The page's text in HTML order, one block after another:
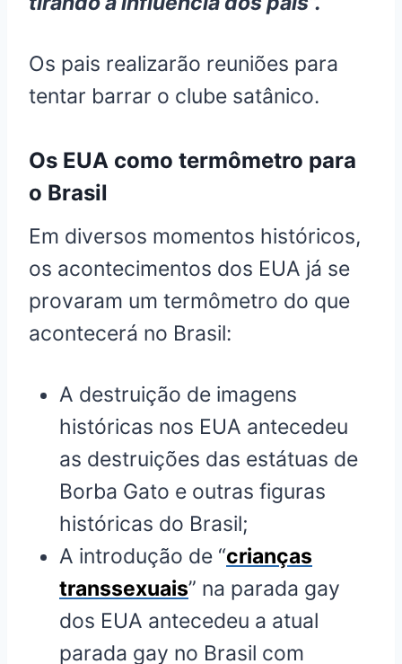
Os pais realizarão reuniões para
tentar barrar o clube satânico.
Os EUA como termômetro para
o Brasil
Em diversos momentos históricos,
os acontecimentos dos EUA já se
provaram um termômetro do que
acontecerá no Brasil:
A destruição de imagens
históricas nos EUA antecedeu
as destruições das estátuas de
Borba Gato e outras figuras
históricas do Brasil;
A introdução de “crianças
transsexuais” na parada gay
dos EUA antecedeu a atual
parada gay no Brasil com